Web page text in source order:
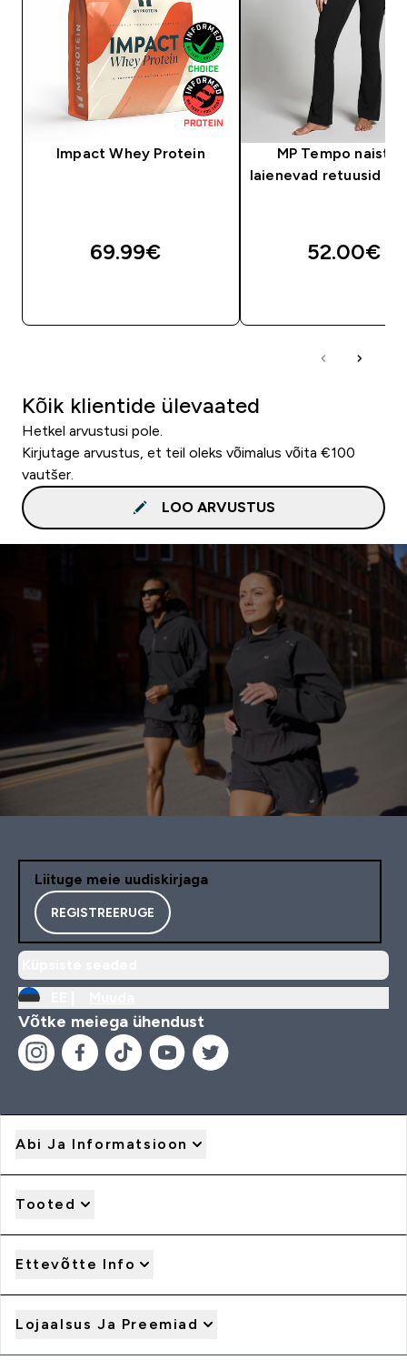
Impact Whey Protein
69.99€‎
MP Tempo naiste
laienevad retuusid -
52.00€‎
Kõik klientide ülevaated
Hetkel arvustusi pole.
Kirjutage arvustus, et teil oleks võimalus võita €100
vautšer.
LOO ARVUSTUS
Liituge meie uudiskirjaga
REGISTREERUGE
Võtke meiega ühendust
Abi Ja Informatsioon
Tooted
Ettevõtte Info
Lojaalsus Ja Preemiad